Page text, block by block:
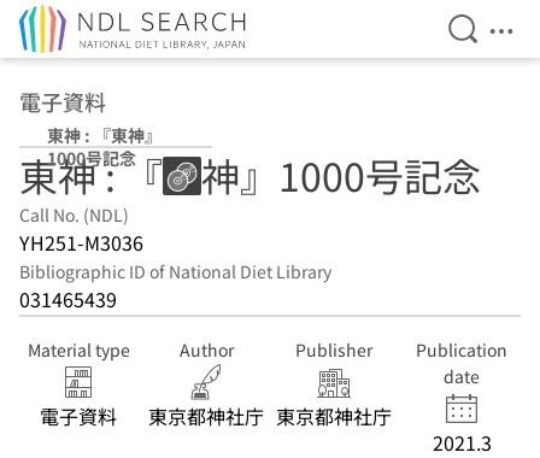
Open
電子資料
東神 : 『東神』
1000号記念
東神 : 『東神』1000号記念
Call No. (NDL)
YH251-M3036
Bibliographic ID of National Diet Library
031465439
Material type
電子資料
Author
東京都神社庁
Publisher
東京都神社庁
Publication
date
2021.3